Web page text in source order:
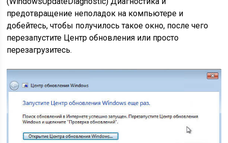
предотвращение неполадок на компьютере и
добейтесь, чтобы получилось такое окно, после чего
перезапустите Центр обновления или просто
перезагрузитесь.